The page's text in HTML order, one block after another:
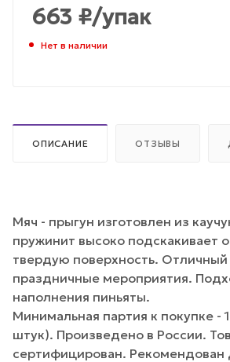
663 ₽/упак
Нет в наличии
ОПИСАНИЕ ОТЗЫВЫ
Мяч - прыгун изготовлен из
пружинит высоко подскакивает
твердую поверхность.
праздничные мероприятия.
наполнения пиньяты.
Минимальная партия к покупке -
штук). Произведено в России.
сертифицирован. Рекомендован